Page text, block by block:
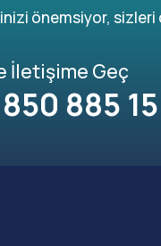
önemsiyor, sizleri
İletişime Geç
885